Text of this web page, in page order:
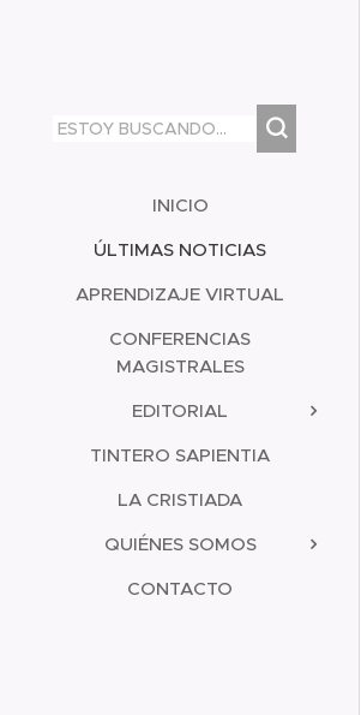
INICIO
ÚLTIMAS NOTICIAS
APRENDIZAJE VIRTUAL
CONFERENCIAS
MAGISTRALES
EDITORIAL
TINTERO SAPIENTIA
LA CRISTIADA
QUIÉNES SOMOS
CONTACTO